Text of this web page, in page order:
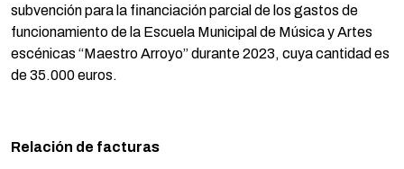
subvención para la financiación parcial de los gastos de
funcionamiento de la Escuela Municipal de Música y Artes
escénicas “Maestro Arroyo” durante 2023, cuya cantidad es
de 35.000 euros.
Relación de facturas